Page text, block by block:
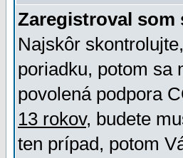
Zaregistroval som
Najskôr
poriadku, potom sa
povolená podpora
13 rokov, budete
ten prípad, potom